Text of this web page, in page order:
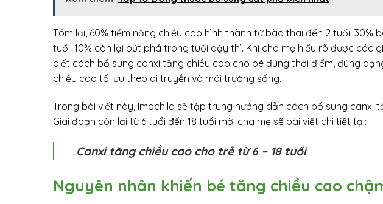
Tóm lại, 60% tiềm năng chiều cao hình thành từ bào thai đến 2 tuổi. 30%
tuổi. 10% còn lại bứt phá trong tuổi dậy thì. Khi cha mẹ hiểu rõ được các
biết cách bổ sung canxi tăng chiều cao cho bé đúng thời điểm, đúng
chiều cao tối ưu theo di truyền và môi trường sống.
Trong bài viết này, Imochild sẽ tập trung hướng dẫn cách bổ sung canxi
Giai đoạn còn lại từ 6 tuổi đến 18 tuổi mời cha mẹ sẽ bài viết chi tiết tại:
Canxi tăng chiều cao cho trẻ từ 6 – 18 tuổi
Nguyên nhân khiến bé tăng chiều cao